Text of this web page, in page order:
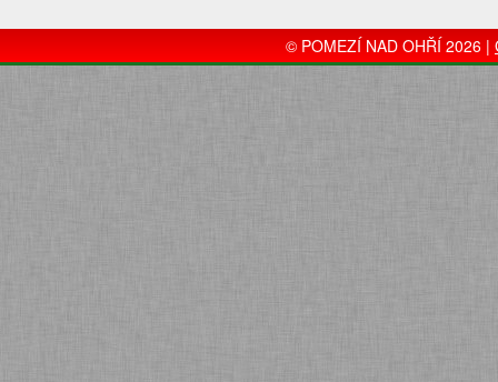
© POMEZÍ NAD OHŘÍ 2026 |